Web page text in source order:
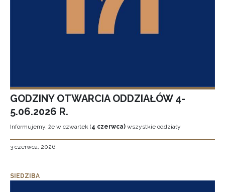
GODZINY OTWARCIA ODDZIAŁÓW 4-
5.06.2026 R.
Informujemy, że w czwartek (4 czerwca) wszystkie oddziały
3 czerwca, 2026
SIEDZIBA